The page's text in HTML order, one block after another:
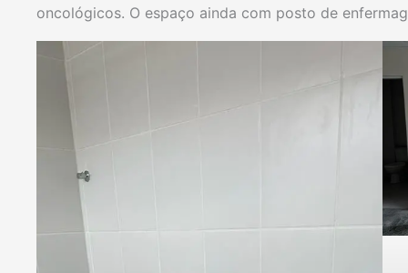
oncológicos. O espaço ainda com posto de